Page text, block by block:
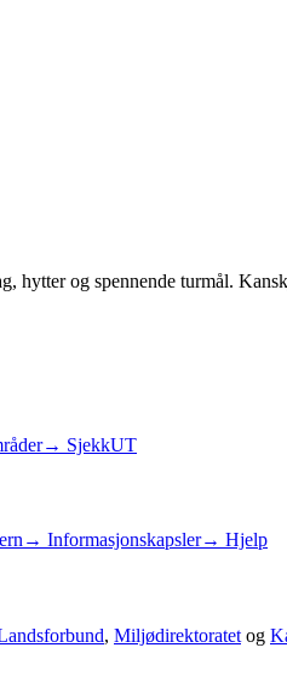
hytter og spennende turmål.
→ SjekkUT
→ Informasjonskapsler→ Hjelp
, Miljødirektoratet og